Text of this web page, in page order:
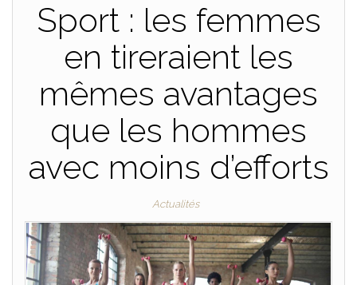
Sport : les femmes
en tireraient les
mêmes avantages
que les hommes
avec moins d’efforts
Actualités